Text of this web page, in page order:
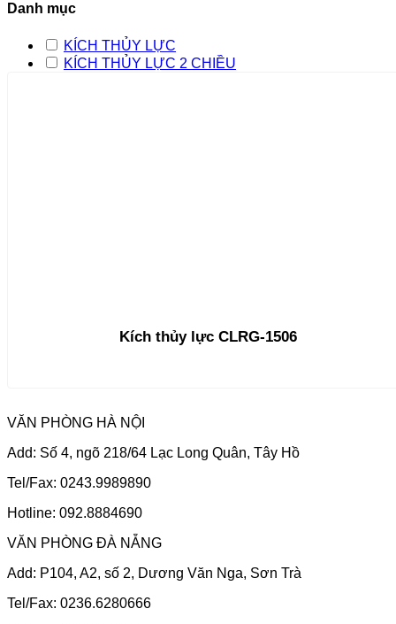
Danh mục
KÍCH THỦY LỰC
KÍCH THỦY LỰC 2 CHIỀU
Kích thủy lực CLRG-1506
VĂN PHÒNG HÀ NỘI
Add: Số 4, ngõ 218/64 Lạc Long Quân, Tây Hồ
Tel/Fax: 0243.9989890
Hotline: 092.8884690
VĂN PHÒNG ĐÀ NẴNG
Add: P104, A2, số 2, Dương Văn Nga, Sơn Trà
Tel/Fax: 0236.6280666